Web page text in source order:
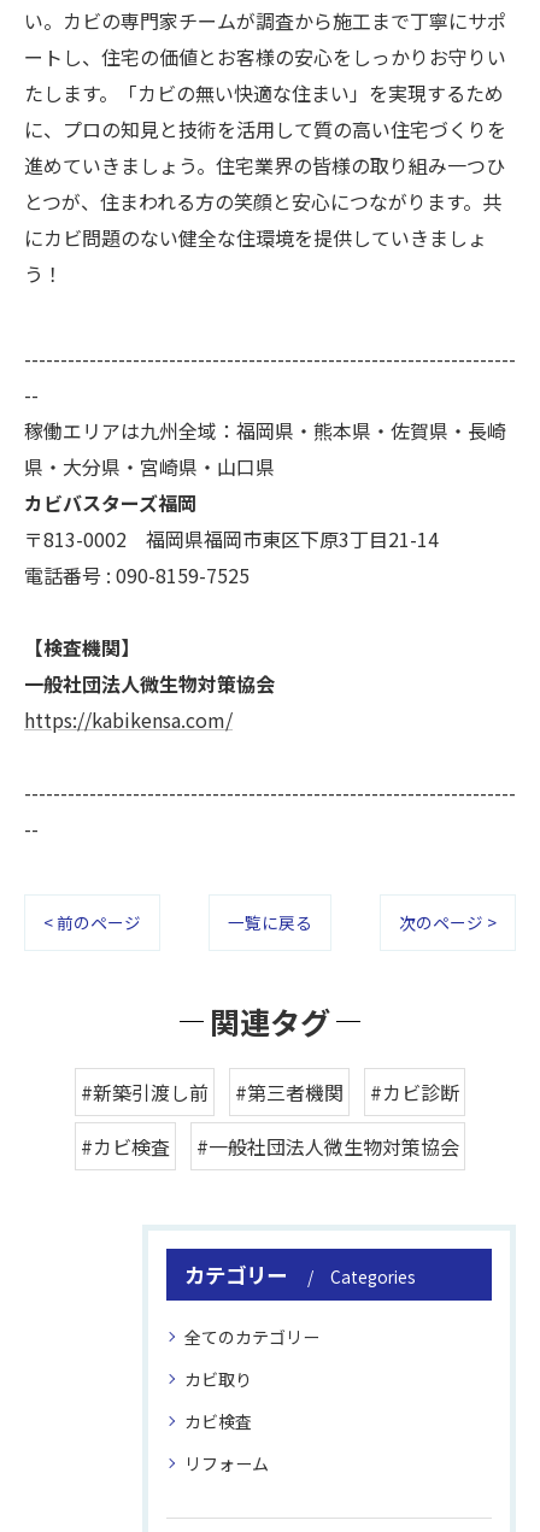
い。カビの専門家チームが調査から施工まで丁寧にサポ
ートし、住宅の価値とお客様の安心をしっかりお守りい
たします。「カビの無い快適な住まい」を実現するため
に、プロの知見と技術を活用して質の高い住宅づくりを
進めていきましょう。住宅業界の皆様の取り組み一つひ
とつが、住まわれる方の笑顔と安心につながります。共
にカビ問題のない健全な住環境を提供していきましょ
う！
--------------------------------------------------------------------
--
稼働エリアは九州全域：福岡県・熊本県・佐賀県・長崎
県・大分県・宮崎県・山口県
カビバスターズ福岡
〒813-0002 福岡県福岡市東区下原3丁目21-14
電話番号 : 090-8159-7525
【検査機関】
一般社団法人微生物対策協会
https://kabikensa.com/
--------------------------------------------------------------------
--
< 前のページ 一覧に戻る 次のページ >
関連タグ
#新築引渡し前 #第三者機関
#カビ診断
#カビ検査
#一般社団法人微生物対策協会
カテゴリー Categories
全てのカテゴリー
カビ取り
カビ検査
リフォーム